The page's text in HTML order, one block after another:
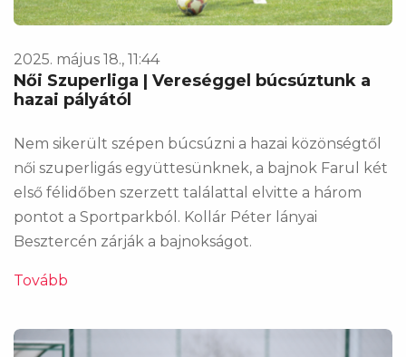
2025. május 18., 11:44
Női Szuperliga | Vereséggel búcsúztunk a
hazai pályától
Nem sikerült szépen búcsúzni a hazai közönségtől
női szuperligás együttesünknek, a bajnok Farul két
első félidőben szerzett találattal elvitte a három
pontot a Sportparkból. Kollár Péter lányai
Besztercén zárják a bajnokságot.
Tovább